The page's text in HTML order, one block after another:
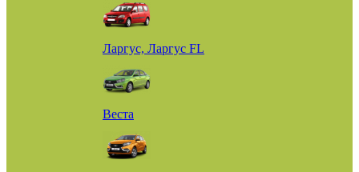
Ларгус, Ларгус FL
Веста